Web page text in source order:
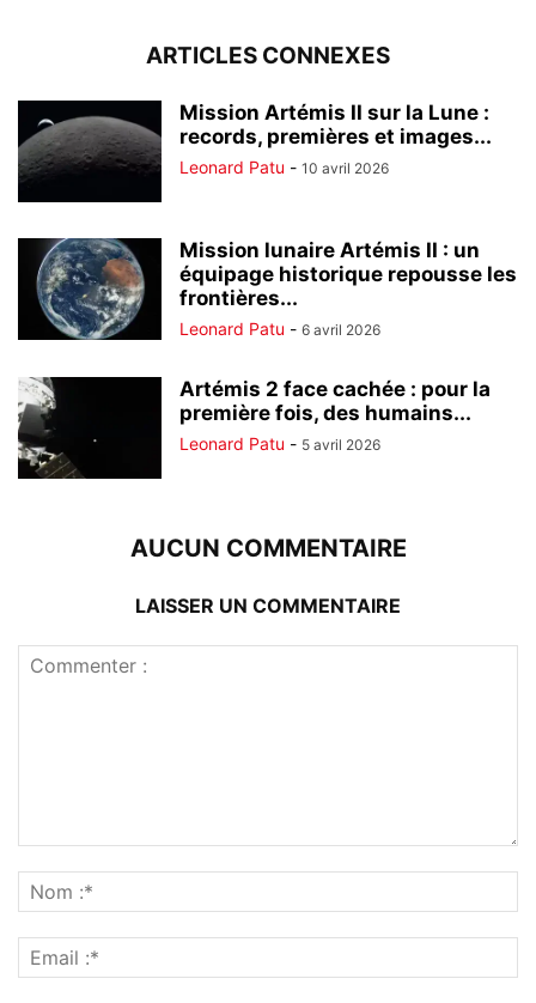
ARTICLES CONNEXES
Mission Artémis II sur la Lune :
records, premières et images...
Leonard Patu - 10 avril 2026
Mission lunaire Artémis II : un
équipage historique repousse les
frontières...
Leonard Patu - 6 avril 2026
Artémis 2 face cachée : pour la
première fois, des humains...
Leonard Patu - 5 avril 2026
AUCUN COMMENTAIRE
LAISSER UN COMMENTAIRE